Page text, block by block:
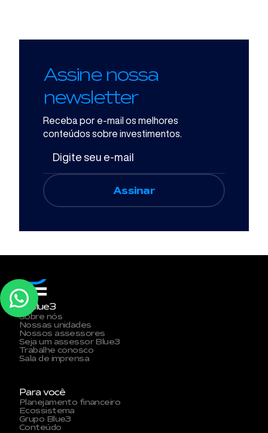
Assine nossa
newsletter
Receba por e-mail os melhores
conteúdos sobre investimentos.
A Blue3
Sobre nós
Nossas unidades
Nossos assessores
Seja um assessor Blue3
Trabalhe conosco
Sala de imprensa
Para você
Planejamento financeiro
Ecossistema
Grupo Blue3
Conteúdo